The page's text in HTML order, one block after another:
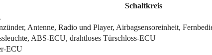
Schaltkreis
Antenne, Radio und Player, Airbagsensoreinheit,
ABS-ECU, drahtloses Türschloss-ECU
ECU